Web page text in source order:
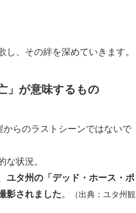
、その絆を深めていきます。
」が意味するもの
からのラストシーンではないで
状況。
ユタ州の「デッド・ホース・ポ
影されました。
（出典：ユタ州観